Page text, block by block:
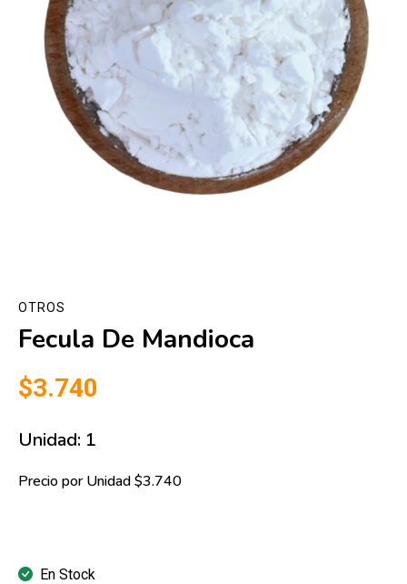
OTROS
Fecula De Mandioca
$3.740
Unidad: 1
Precio por Unidad $3.740
En Stock